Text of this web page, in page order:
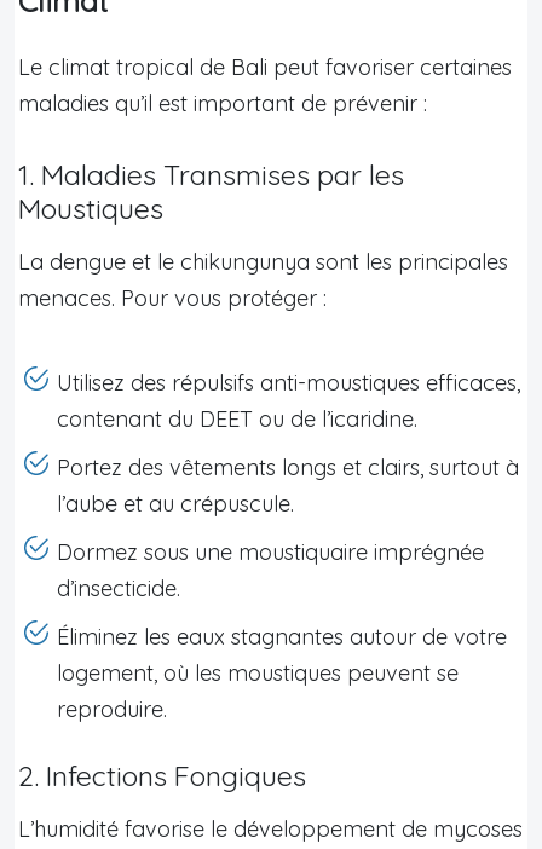
Le climat tropical de Bali peut favoriser certaines
maladies qu’il est important de prévenir :
1. Maladies Transmises par les
Moustiques
La dengue et le chikungunya sont les principales
menaces. Pour vous protéger :
Utilisez des répulsifs anti-moustiques efficaces,
contenant du DEET ou de l’icaridine.
Portez des vêtements longs et clairs, surtout à
l’aube et au crépuscule.
Dormez sous une moustiquaire imprégnée
d’insecticide.
Éliminez les eaux stagnantes autour de votre
logement, où les moustiques peuvent se
reproduire.
2. Infections Fongiques
L’humidité favorise le développement de mycoses